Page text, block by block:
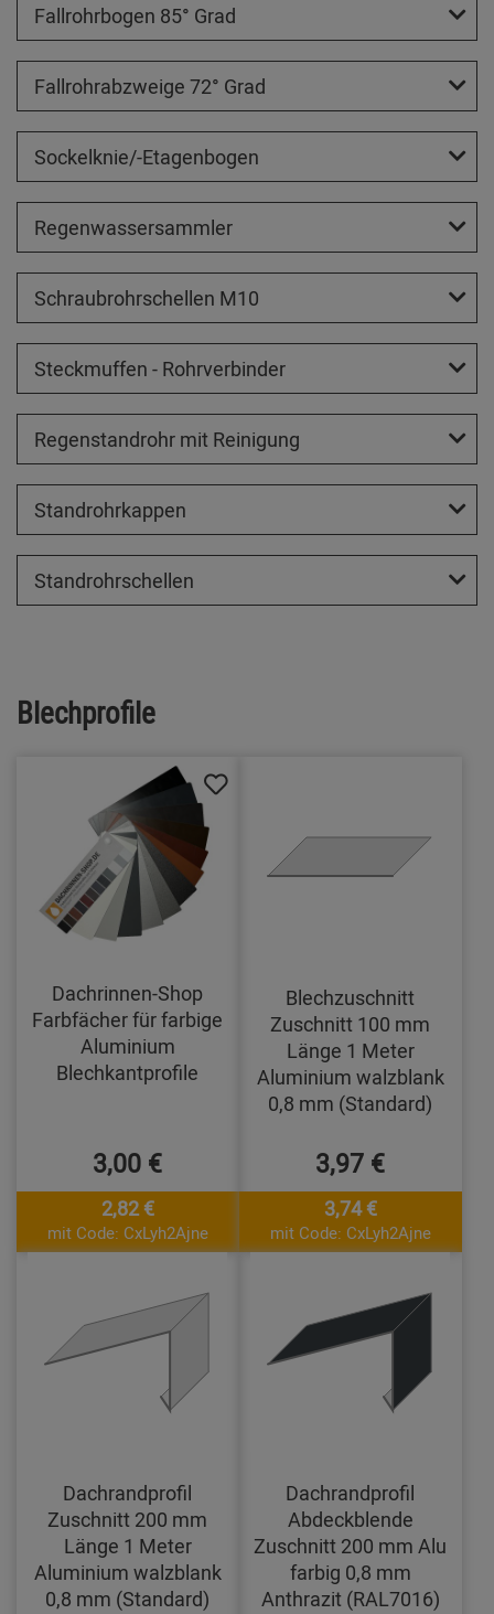
Fallrohrbogen 85° Grad
Fallrohrabzweige 72° Grad
Sockelknie/-Etagenbogen
Regenwassersammler
Schraubrohrschellen M10
Steckmuffen - Rohrverbinder
Regenstandrohr mit Reinigung
Standrohrkappen
Standrohrschellen
Blechprofile
Dachrinnen-Shop
Farbfächer für farbige
Aluminium
Blechkantprofile
3,00 €
2,82 €
mit Code: CxLyh2Ajne
Blechzuschnitt
Zuschnitt 100 mm
Länge 1 Meter
Aluminium walzblank
0,8 mm (Standard)
3,97 €
3,74 €
mit Code: CxLyh2Ajne
Dachrandprofil
Zuschnitt 200 mm
Länge 1 Meter
Aluminium walzblank
0,8 mm (Standard)
Dachrandprofil
Abdeckblende
Zuschnitt 200 mm Alu
farbig 0,8 mm
Anthrazit (RAL7016)